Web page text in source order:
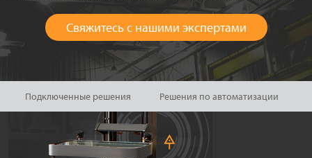
Свяжитесь с нашими экспертами
Подключенные решения Решения по автоматизации